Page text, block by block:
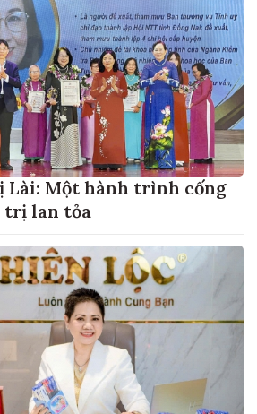
Lài: Một hành trình cống
trị lan tỏa